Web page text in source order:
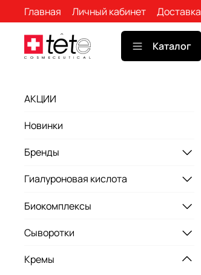
Главная Личный кабинет Доставка
Каталог
АКЦИИ
Новинки
Бренды
Гиалуроновая кислота
Биокомплексы
Сыворотки
Кремы